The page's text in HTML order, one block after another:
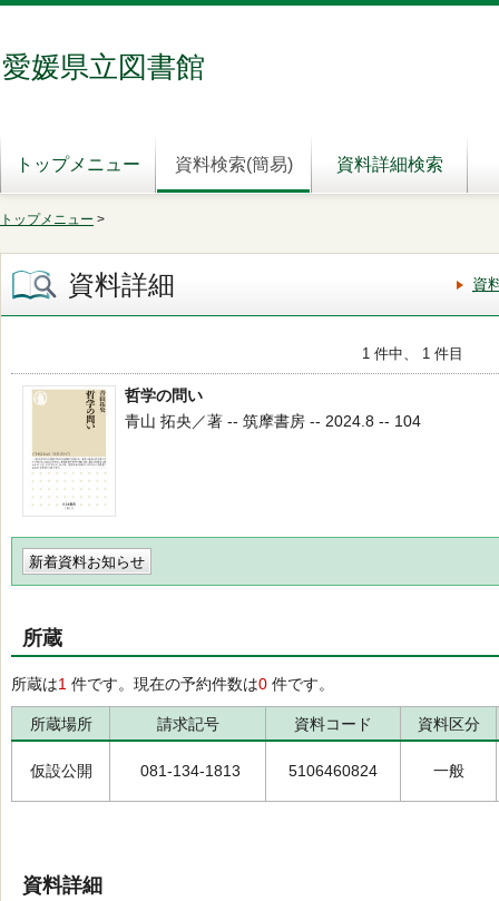
愛媛県立図書館
トップメニュー 資料検索(簡易) 資料詳細検索
トップメニュー >
資料詳細 資
1 件中、 1 件目
哲学の問い
青山 拓央／著 -- 筑摩書房 -- 2024.8 -- 104
新着資料お知らせ
所蔵
所蔵は1 件です。現在の予約件数は0 件です。
所蔵場所 請求記号 資料コード 資料区分
仮設公開 081-134-1813 5106460824 一般
資料詳細